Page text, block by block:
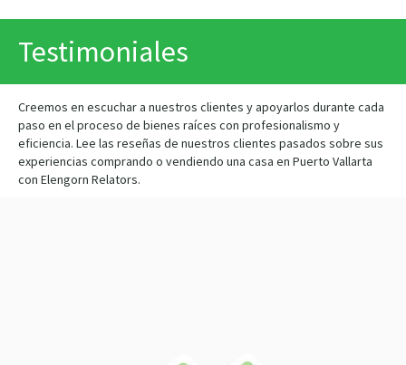
Testimoniales
Creemos en escuchar a nuestros clientes y apoyarlos durante cada
paso en el proceso de bienes raíces con profesionalismo y
eficiencia. Lee las reseñas de nuestros clientes pasados sobre sus
experiencias comprando o vendiendo una casa en Puerto Vallarta
con Elengorn Relators.
IMPRIMIR